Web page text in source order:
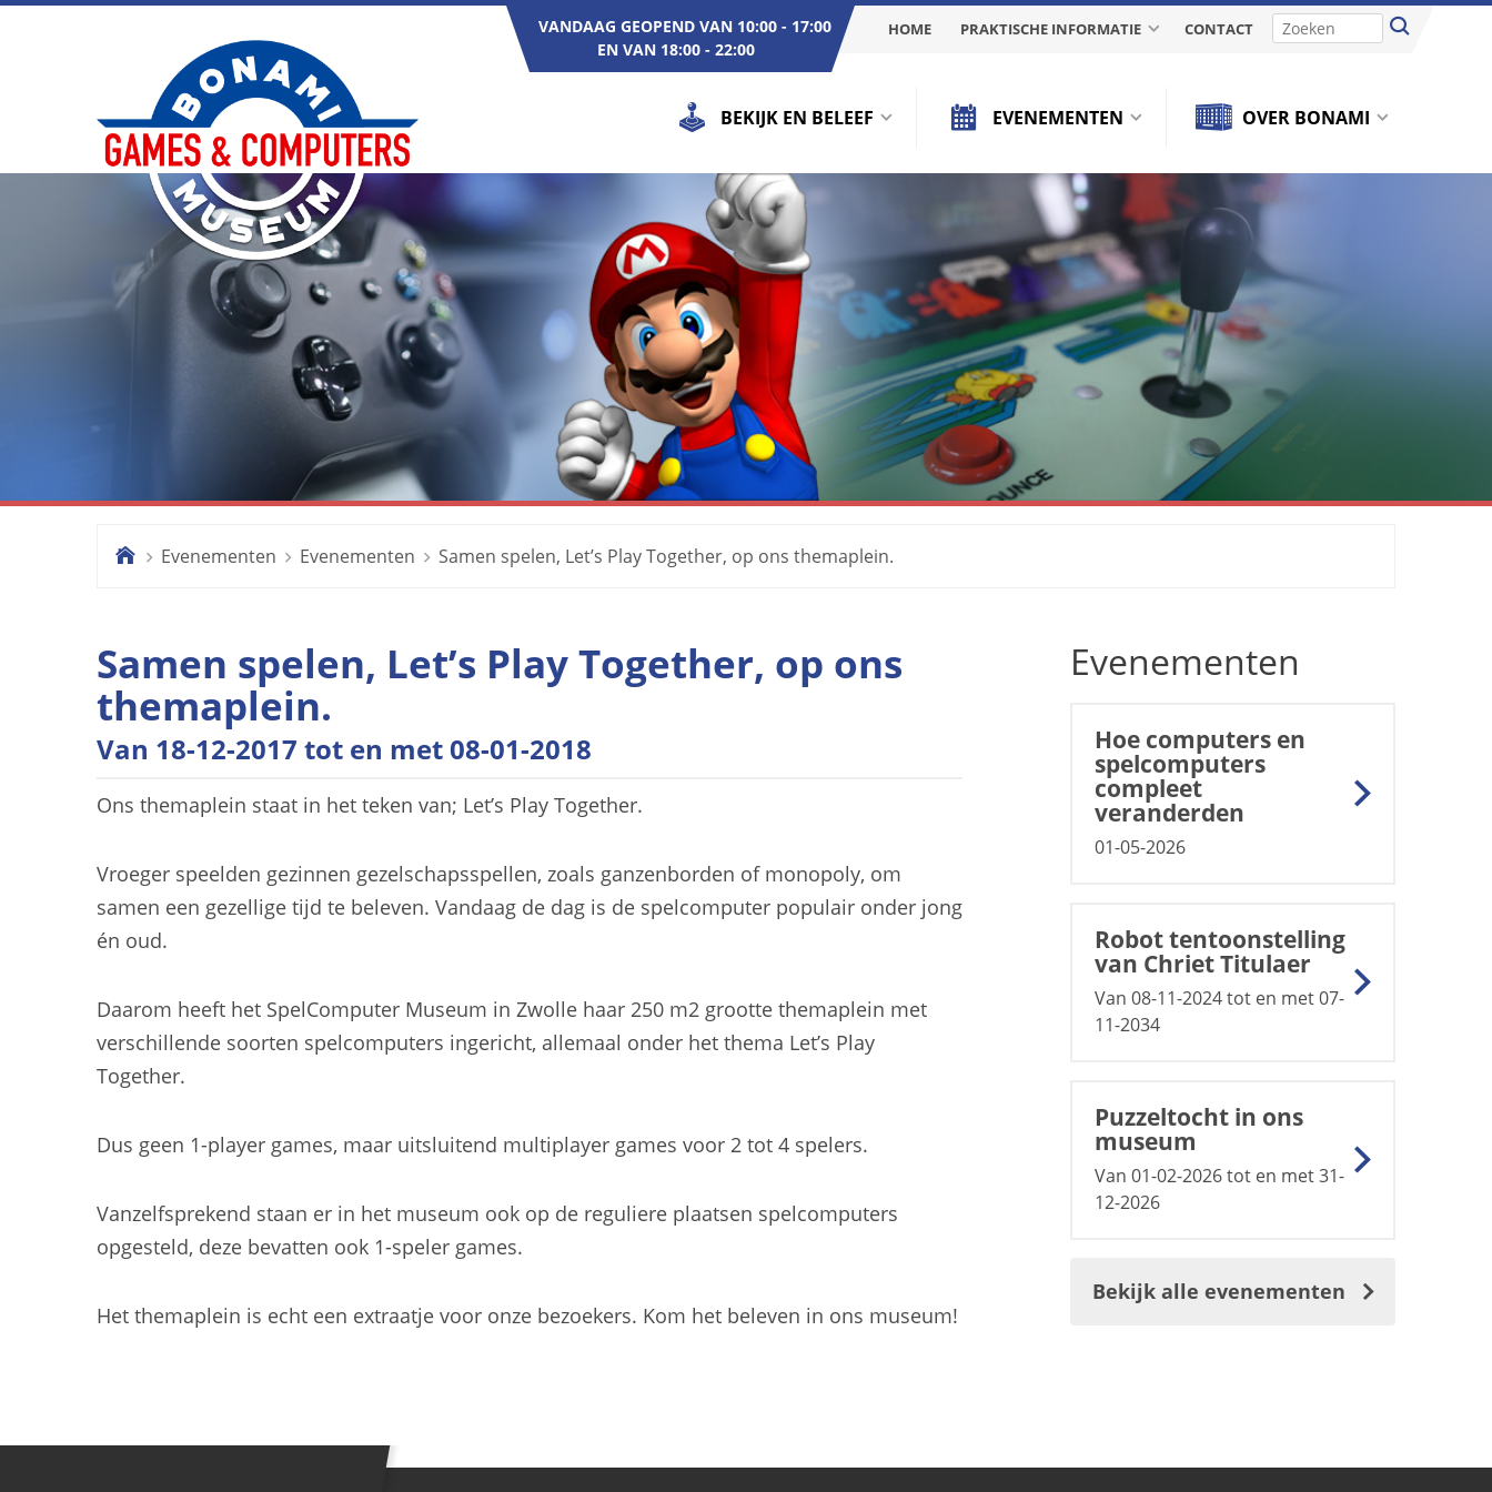
VANDAAG GEOPEND VAN 10:00 - 17:00
EN VAN 18:00 - 22:00
HOME PRAKTISCHE INFORMATIE CONTACT
BEKIJK EN BELEEF EVENEMENTEN OVER BONAMI
. Evenementen Evenementen Samen spelen, Let’s Play Together, op ons themaplein.
Samen spelen, Let’s Play Together, op ons
themaplein.
Van 18-12-2017 tot en met 08-01-2018
Ons themaplein staat in het teken van; Let’s Play Together.
Vroeger speelden gezinnen gezelschapsspellen, zoals ganzenborden of monopoly, om
samen een gezellige tijd te beleven. Vandaag de dag is de spelcomputer populair onder jong
én oud.
Daarom heeft het SpelComputer Museum in Zwolle haar 250 m2 grootte themaplein met
verschillende soorten spelcomputers ingericht, allemaal onder het thema Let’s Play
Together.
Dus geen 1-player games, maar uitsluitend multiplayer games voor 2 tot 4 spelers.
Vanzelfsprekend staan er in het museum ook op de reguliere plaatsen spelcomputers
opgesteld, deze bevatten ook 1-speler games.
Het themaplein is echt een extraatje voor onze bezoekers. Kom het beleven in ons museum!
Evenementen
Hoe computers en
spelcomputers
compleet
veranderden
01-05-2026
Robot tentoonstelling
van Chriet Titulaer
Van 08-11-2024 tot en met 07-
11-2034
Puzzeltocht in ons
museum
Van 01-02-2026 tot en met 31-
12-2026
Bekijk alle evenementen